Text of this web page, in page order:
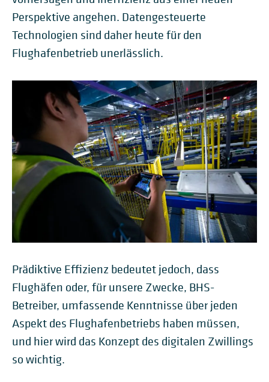
Perspektive angehen. Datengesteuerte
Technologien sind daher heute für den
Flughafenbetrieb unerlässlich.
Prädiktive Effizienz bedeutet jedoch, dass
Flughäfen oder, für unsere Zwecke, BHS-
Betreiber, umfassende Kenntnisse über jeden
Aspekt des Flughafenbetriebs haben müssen,
und hier wird das Konzept des digitalen Zwillings
so wichtig.